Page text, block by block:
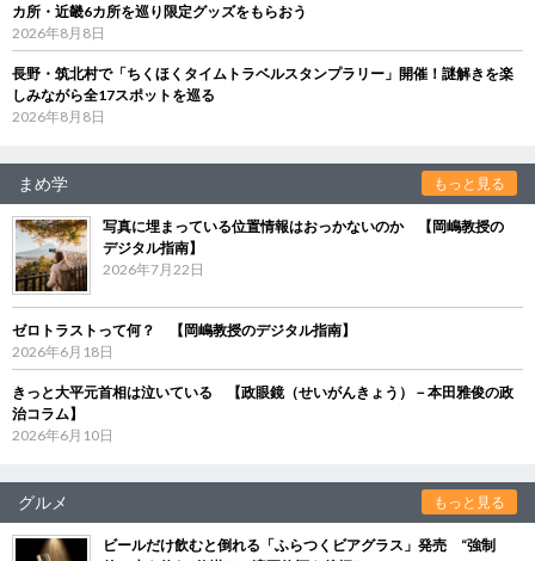
カ所・近畿6カ所を巡り限定グッズをもらおう
2026年8月8日
長野・筑北村で「ちくほくタイムトラベルスタンプラリー」開催！謎解きを楽
しみながら全17スポットを巡る
2026年8月8日
まめ学 もっと見る
写真に埋まっている位置情報はおっかないのか 【岡嶋教授の
デジタル指南】
2026年7月22日
ゼロトラストって何？ 【岡嶋教授のデジタル指南】
2026年6月18日
きっと大平元首相は泣いている 【政眼鏡（せいがんきょう）－本田雅俊の政
治コラム】
2026年6月10日
グルメ もっと見る
ビールだけ飲むと倒れる「ふらつくビアグラス」発売 “強制